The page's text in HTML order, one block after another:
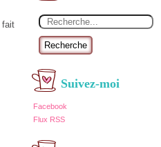
Recherche
Suivez-moi
Facebook
Flux RSS
fait